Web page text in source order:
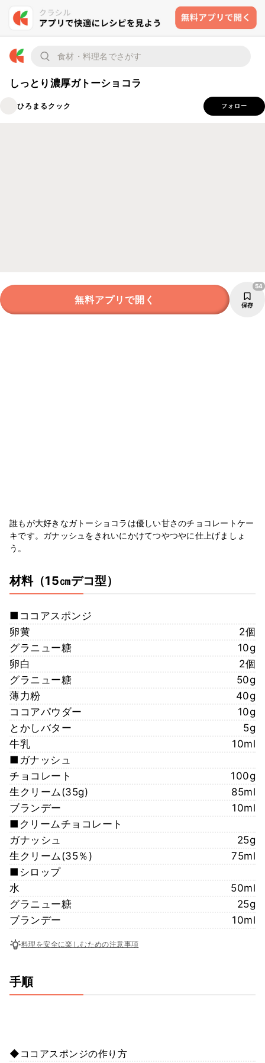
しっとり濃厚ガトーショコラ
ひろまるクック フォロー
無料アプリで開く 保存
54
誰もが大好きなガトーショコラは優しい甘さのチョコレートケー
キです。ガナッシュをきれいにかけてつやつやに仕上げましょ
う。
材料（15㎝デコ型）
■ココアスポンジ
卵黄
2個
グラニュー糖
10g
卵白
2個
グラニュー糖
50g
薄力粉
40g
ココアパウダー
10g
とかしバター
5g
牛乳
10ml
■ガナッシュ
チョコレート
100g
生クリーム(35g)
85ml
ブランデー
10ml
■クリームチョコレート
ガナッシュ
25g
生クリーム(35％)
75ml
■シロップ
水
50ml
グラニュー糖
25g
ブランデー
10ml
料理を安全に楽しむための注意事項
手順
◆ココアスポンジの作り方